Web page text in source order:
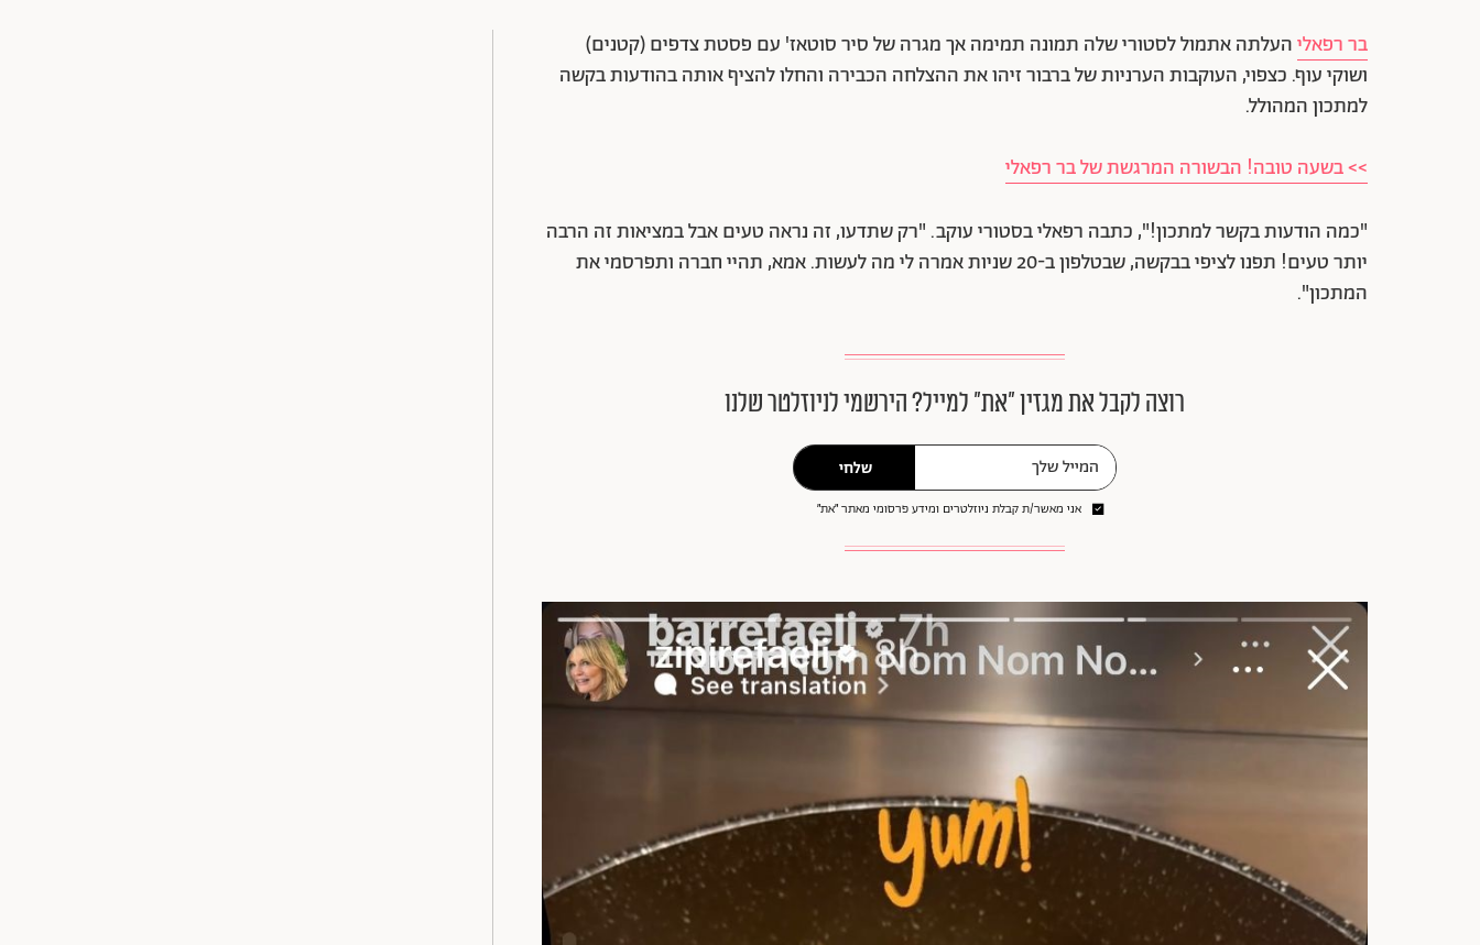
בר רפאליהעלתה אתמול לסטורי שלה תמונה תמימה אך מגרה של סיר סוטאז' עם פסטת צדפים (קטנים)
ושוקי עוף. כצפוי, העוקבות הערניות של ברבור זיהו את ההצלחה הכבירה והחלו להציף אותה בהודעות בקשה
למתכון המהולל.
>> בשעה טובה! הבשורה המרגשת של בר רפאלי
"כמה הודעות בקשר למתכון!", כתבה רפאלי בסטורי עוקב. "רק שתדעו, זה נראה טעים אבל במציאות זה הרבה
יותר טעים! תפנו לציפי בבקשה, שבטלפון ב-20 שניות אמרה לי מה לעשות. אמא, תהיי חברה ותפרסמי את
המתכון".
רוצה לקבל את מגזין ״את״ למייל? הירשמי לניוזלטר שלנו
שלחי
אני מאשר/ת קבלת ניוזלטרים ומידע פרסומי מאתר ״את״